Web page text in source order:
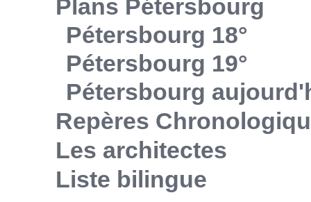
Plans Pétersbourg
Pétersbourg 18°
Pétersbourg 19°
Pétersbourg
Repères
Les architectes
Liste bilingue